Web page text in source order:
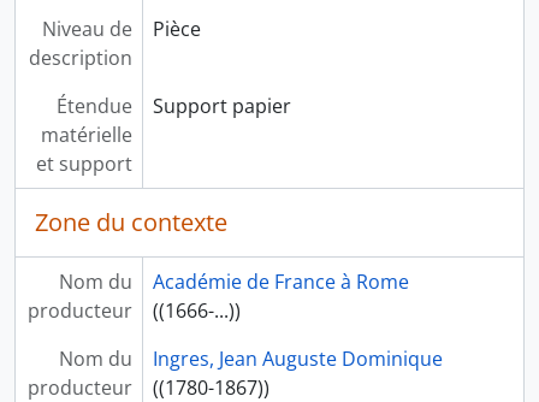
Niveau de
description
Pièce
Étendue
matérielle
et support
Support papier
Zone du contexte
Nom du
producteur
Académie de France à Rome
((1666-...))
Nom du
producteur
Ingres, Jean Auguste Dominique
((1780-1867))